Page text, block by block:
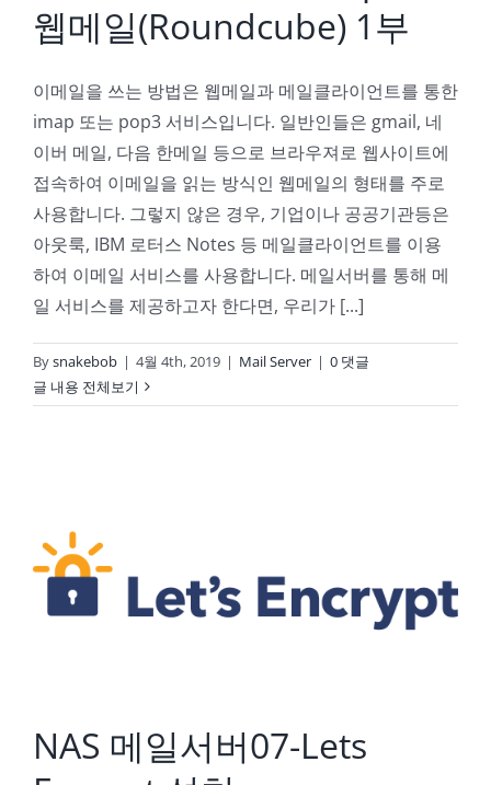
웹메일(Roundcube) 1부
이메일을 쓰는 방법은 웹메일과 메일클라이언트를 통한
imap 또는 pop3 서비스입니다. 일반인들은 gmail, 네
이버 메일, 다음 한메일 등으로 브라우져로 웹사이트에
접속하여 이메일을 읽는 방식인 웹메일의 형태를 주로
사용합니다. 그렇지 않은 경우, 기업이나 공공기관등은
아웃룩, IBM 로터스 Notes 등 메일클라이언트를 이용
하여 이메일 서비스를 사용합니다. 메일서버를 통해 메
일 서비스를 제공하고자 한다면, 우리가 [...]
Bysnakebob | 4월 4th, 2019 | Mail Server | 0 댓글
글 내용 전체보기
NAS 메일서버07-Lets